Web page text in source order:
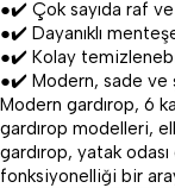
●✔️ Çok sayıda raf
●✔️ Dayanıklı
●✔️ Kolay
●✔️ Modern, sade ve
Modern gardırop, 6
gardırop modelleri,
gardırop, yatak
fonksiyonelliği bir